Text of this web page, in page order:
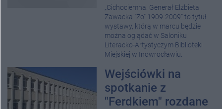
„Cichociemna. Generał Elżbieta
Zawacka "Zo" 1909-2009” to tytuł
wystawy, którą w marcu będzie
można oglądać w Saloniku
Literacko-Artystyczym Biblioteki
Miejskiej w Inowrocławiu.
Wejściówki na
spotkanie z
"Ferdkiem" rozdane